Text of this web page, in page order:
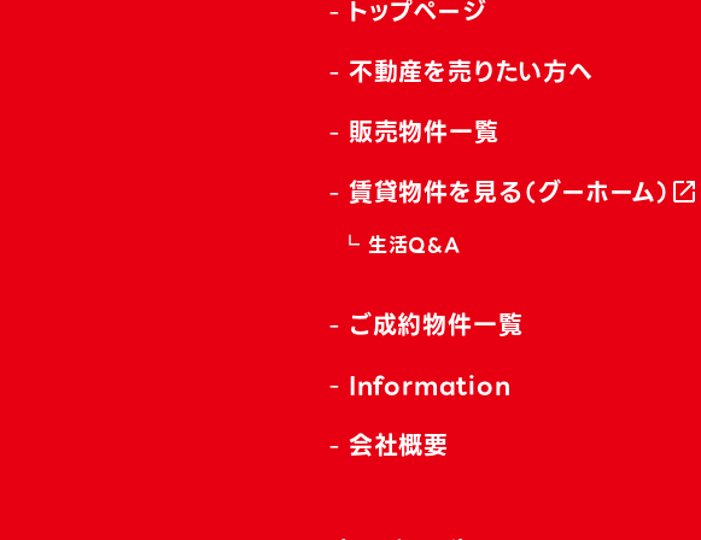
トップページ
不動産を売りたい方へ
販売物件一覧
賃貸物件を見る（グーホーム）
生活Q&A
ご成約物件一覧
Information
会社概要